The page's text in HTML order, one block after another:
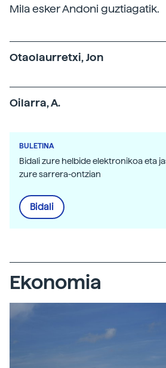
Mila esker Andoni guztiagatik.
Otaolaurretxi, Jon
Oilarra, A.
BULETINA
Bidali zure helbide elektronikoa eta
zure sarrera-ontzian
Bidali
Ekonomia